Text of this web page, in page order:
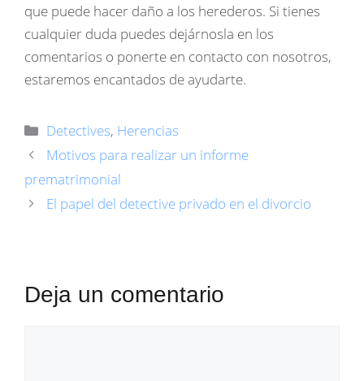
que puede hacer daño a los herederos. Si tienes
cualquier duda puedes dejárnosla en los
comentarios o ponerte en contacto con nosotros,
estaremos encantados de ayudarte.
Categorías
Detectives, Herencias
Motivos para realizar un informe
prematrimonial
El papel del detective privado en el divorcio
Deja un comentario